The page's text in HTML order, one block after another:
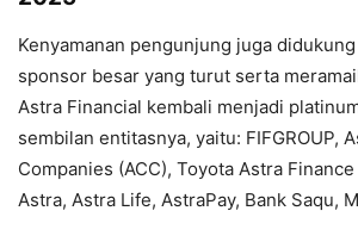
Kenyamanan pengunjung juga
sponsor besar yang turut serta
Astra Financial kembali menjadi
sembilan entitasnya, yaitu: FIFGROUP,
Companies (ACC), Toyota Astra
Astra, Astra Life, AstraPay, Bank Saqu,